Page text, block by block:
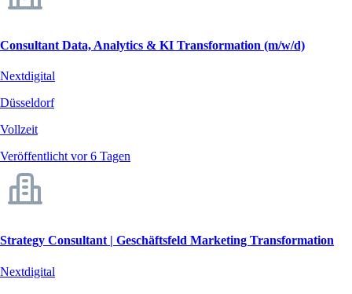
Consultant Data, Analytics & KI Transformation (m/w/d)
Nextdigital
Düsseldorf
Vollzeit
Veröffentlicht vor 6 Tagen
Strategy Consultant | Geschäftsfeld Marketing Transformation
Nextdigital